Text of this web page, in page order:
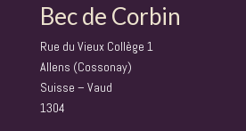
Bec de Corbin
Rue du Vieux Collège 1
Allens (Cossonay)
Suisse – Vaud
1304